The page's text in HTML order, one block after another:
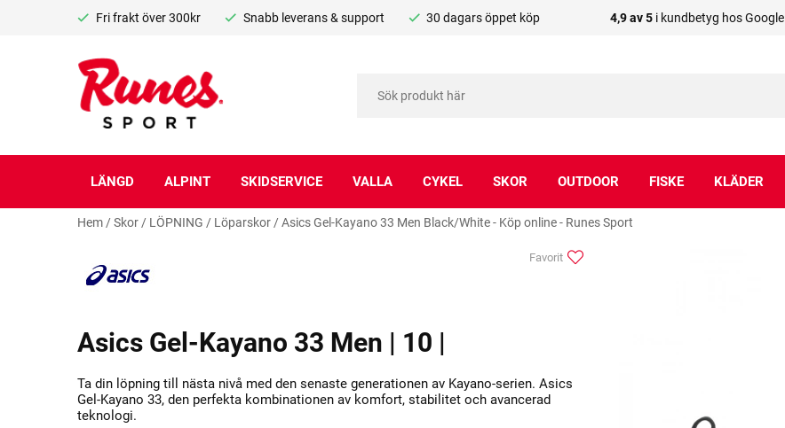
Fri frakt över 300kr Snabb leverans & support 30 dagars öppet köp 4,9 av 5 i kundbetyg hos Google
LÄNGD ALPINT SKIDSERVICE VALLA CYKEL SKOR OUTDOOR FISKE KLÄDER
Hem /Skor / LÖPNING / Löparskor /Asics Gel-Kayano 33 Men Black/White - Köp online - Runes Sport
Favorit
Asics Gel-Kayano 33 Men | 10 |
Ta din löpning till nästa nivå med den senaste generationen av Kayano-serien. Asics
Gel-Kayano 33, den perfekta kombinationen av komfort, stabilitet och avancerad
teknologi.